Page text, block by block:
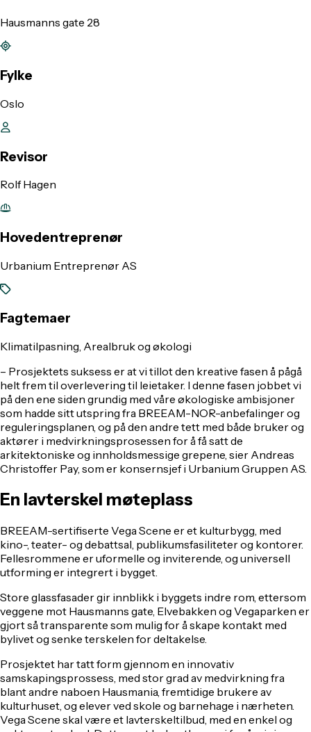
Hausmanns gate 28
Fylke
Oslo
Revisor
Rolf Hagen
Hovedentreprenør
Urbanium Entreprenør AS
Fagtemaer
Klimatilpasning, Arealbruk og økologi
– Prosjektets suksess er at vi tillot den kreative fasen å pågå
helt frem til overlevering til leietaker. I denne fasen jobbet vi
på den ene siden grundig med våre økologiske ambisjoner
som hadde sitt utspring fra BREEAM-NOR-anbefalinger og
reguleringsplanen, og på den andre tett med både bruker og
aktører i medvirkningsprosessen for å få satt de
arkitektoniske og innholdsmessige grepene, sier Andreas
Christoffer Pay, som er konsernsjef i Urbanium Gruppen AS.
En lavterskel møteplass
BREEAM-sertifiserte Vega Scene er et kulturbygg, med
kino-, teater- og debattsal, publikumsfasiliteter og kontorer.
Fellesrommene er uformelle og inviterende, og universell
utforming er integrert i bygget.
Store glassfasader gir innblikk i byggets indre rom, ettersom
veggene mot Hausmanns gate, Elvebakken og Vegaparken er
gjort så transparente som mulig for å skape kontakt med
bylivet og senke terskelen for deltakelse.
Prosjektet har tatt form gjennom en innovativ
samskapingsprossess, med stor grad av medvirkning fra
blant andre naboen Hausmania, fremtidige brukere av
kulturhuset, og elever ved skole og barnehage i nærheten.
Vega Scene skal være et lavterskeltilbud, med en enkel og